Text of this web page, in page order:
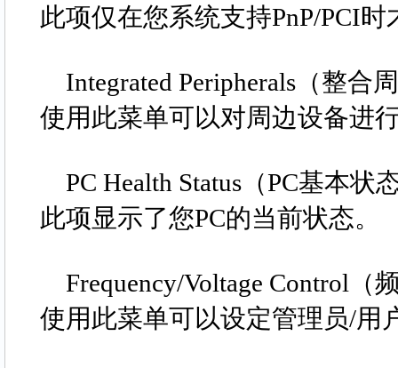
此项仅在您系统支持PnP/PCI时
Integrated Peripherals（整合
使用此菜单可以对周边设备进
PC Health Status（PC基本状
此项显示了您PC的当前状态。
Frequency/Voltage Control（
使用此菜单可以设定管理员/用